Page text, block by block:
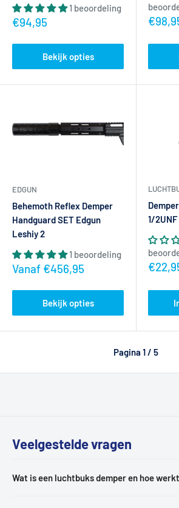
1 beoordeling
Actieprijs
€94,95
Bekijk opties
EDGUN
Behemoth Reflex Demper
Handguard SET Edgun
Leshiy 2
1 beoordeling
Actieprijs
Vanaf €456,95
Bekijk opties
1/
Pagina 1 / 5
Veelgestelde vragen
Wat is een luchtbuks demper en hoe